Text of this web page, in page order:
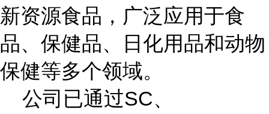
新资源食品，广泛应用于食
品、保健品、日化用品和动物
保健等多个领域。
公司已通过SC、